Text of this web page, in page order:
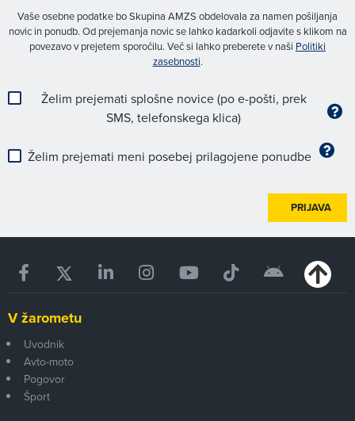
Vaše osebne podatke bo Skupina AMZS obdelovala za namen pošiljanja
novic in ponudb. Od prejemanja novic se lahko kadarkoli odjavite s klikom na
povezavo v prejetem sporočilu. Več si lahko preberete v naši Politiki
zasebnosti.
Želim prejemati splošne novice (po e-pošti, prek
SMS, telefonskega klica)
Želim prejemati meni posebej prilagojene ponudbe
PRIJAVA
V žarometu
Uvodnik
Avto-moto
Pogovor
Šport